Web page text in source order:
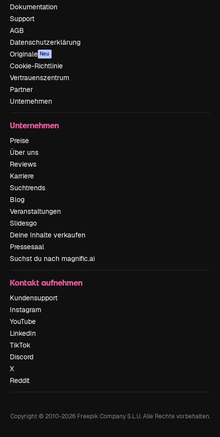
Dokumentation
Support
AGB
Datenschutzerklärung
Originale Neu
Cookie-Richtlinie
Vertrauenszentrum
Partner
Unternehmen
Unternehmen
Preise
Über uns
Reviews
Karriere
Suchtrends
Blog
Veranstaltungen
Slidesgo
Deine Inhalte verkaufen
Pressesaal
Suchst du nach magnific.ai
Kontakt aufnehmen
Kundensupport
Instagram
YouTube
LinkedIn
TikTok
Discord
X
Reddit
Copyright © 2010-2026Freepik Company S.L.U. Alle Rechte vorbehalten.